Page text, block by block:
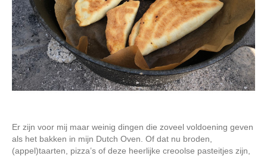
Er zijn voor mij maar weinig dingen die zoveel voldoening geven
als het bakken in mijn Dutch Oven. Of dat nu broden,
(appel)taarten, pizza’s of deze heerlijke creoolse pasteitjes zijn,